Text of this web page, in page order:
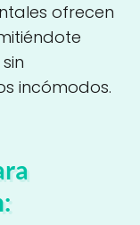
ofrecen
incómodos.